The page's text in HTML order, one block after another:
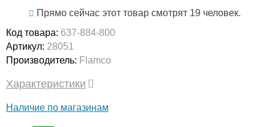
Прямо сейчас этот товар смотрят 19 человек.
Код товара: 637-884-800
Артикул: 28051
Производитель: Flamco
Характеристики
Наличие по магазинам